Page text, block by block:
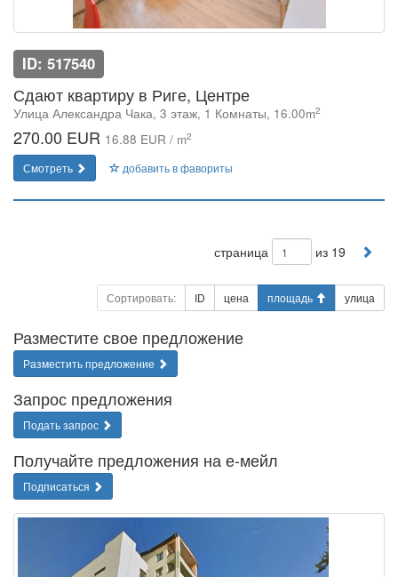
ID: 517540
Сдают квартиру в Риге, Центре
Улица Александра Чака, 3 этаж, 1 Комнаты, 16.00m2
270.00 EUR 16.88 EUR / m2
Смотреть добавить в фавориты
страница из 19
Сортировать: ID цена площадь улица
Разместите свое предложение
Разместить предложение
Запрос предложения
Подать запрос
Получайте предложения на е-мейл
Подписаться